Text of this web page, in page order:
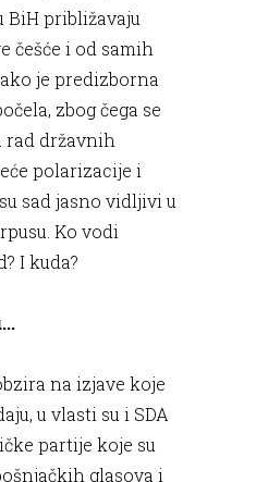
BiH približavaju
češće i od samih
je predizborna
zbog čega se
rad državnih
polarizacije i
sad jasno vidljivi u
Ko vodi
I kuda?
na izjave koje
u vlasti su i SDA
partije koje su
glasova i